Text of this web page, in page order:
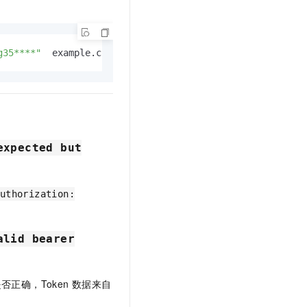
  example.com
but
bearer
正确，Token 数据来自